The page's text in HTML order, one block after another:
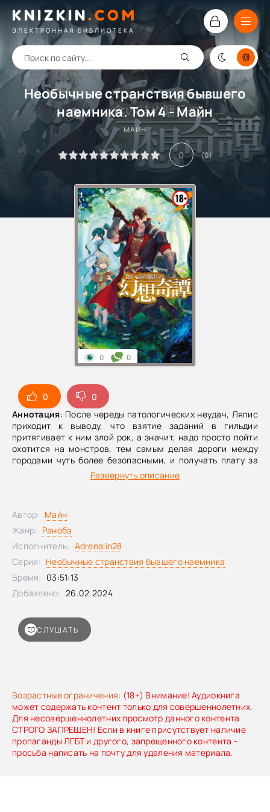
KNIZKIN.COM
ЭЛЕКТРОННАЯ БИБЛИОТЕКА
Необычные странствия бывшего
наемника. Том 4 - Майн
МАЙН
0 (0)
0
0
Аннотация: После череды патологических неудач, Ляпис
приходит к выводу, что взятие заданий в гильдии
притягивает к ним злой рок, а значит, надо просто пойти
охотится на монстров, тем самым делая дороги между
городами чуть более безопасными, и получать плату за
сданные трофеи. Вот только вполне успешно проведя
охоту и добравшись до соседнего небольшого
живой души. Разумеется, это оказалось лишь началом
цепочки грядущих злоключений...
Развернуть описание
Возрастные ограничения: (18+) Внимание! Аудиокнига
может содержать контент только для совершеннолетних.
Для несовершеннолетних просмотр данного контента
СТРОГО ЗАПРЕЩЕН! Если в книге присутствует наличие
пропаганды ЛГБТ и другого, запрещенного контента -
просьба написать на почту для удаления материала.
0 0
СЛУШАТЬ
Автор: Майн
Жанр: Ранобэ
Исполнитель: Adrenalin28
Серия: Необычные странствия бывшего наемника
Время: 03:51:13
Добавлено: 26.02.2024